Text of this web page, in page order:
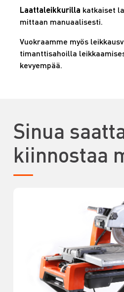
Laattaleikkurilla katkaiset
mittaan manuaalisesti.
Vuokraamme myös
timanttisahoilla
kevyempää.
Sinua
kiinnostaa